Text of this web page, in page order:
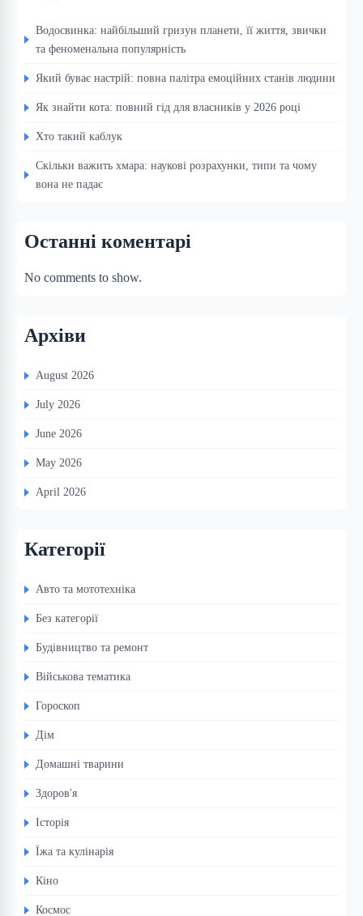
Водосвинка: найбільший гризун планети, її життя, звички
та феноменальна популярність
Який буває настрій: повна палітра емоційних станів людини
Як знайти кота: повний гід для власників у 2026 році
Хто такий каблук
Скільки важить хмара: наукові розрахунки, типи та чому
вона не падає
Останні коментарі
No comments to show.
Архіви
August 2026
July 2026
June 2026
May 2026
April 2026
Категорії
Авто та мототехніка
Без категорії
Будівництво та ремонт
Військова тематика
Гороскоп
Дім
Домашні тварини
Здоров'я
Історія
Їжа та кулінарія
Кіно
Космос